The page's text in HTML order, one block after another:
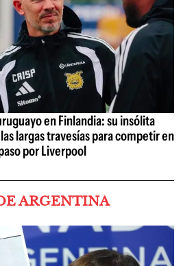
en Finlandia: su insólita
largas travesías para competir en
por Liverpool
ARGENTINA